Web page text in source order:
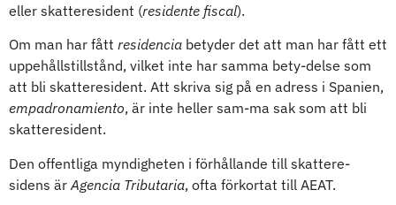
eller skatteresident (residente fiscal).
Om man har fått residencia betyder det att man har fått ett
uppehållstillstånd, vilket inte har samma bety-delse som
att bli skatteresident. Att skriva sig på en adress i Spanien,
empadronamiento, är inte heller sam-ma sak som att bli
skatteresident.
Den offentliga myndigheten i förhållande till skattere-
sidens är Agencia Tributaria, ofta förkortat till AEAT.